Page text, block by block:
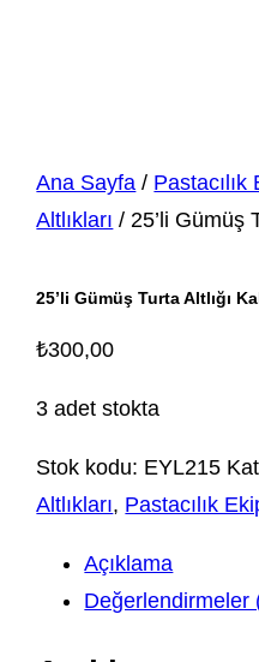
Ana Sayfa / Pastacılık
Altlıkları / 25’li Gümüş
25’li Gümüş Turta Altlığı
₺300,00
3 adet stokta
Stok kodu: EYL215
Altlıkları, Pastacılık
Açıklama
Değerlendirmeler